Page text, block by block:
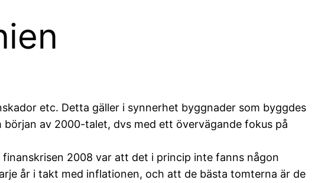
etc. Detta gäller i synnerhet byggnader som byggdes
av 2000-talet, dvs med ett övervägande fokus på
2008 var att det i princip inte fanns någon
år i takt med inflationen, och att de bästa tomterna är de